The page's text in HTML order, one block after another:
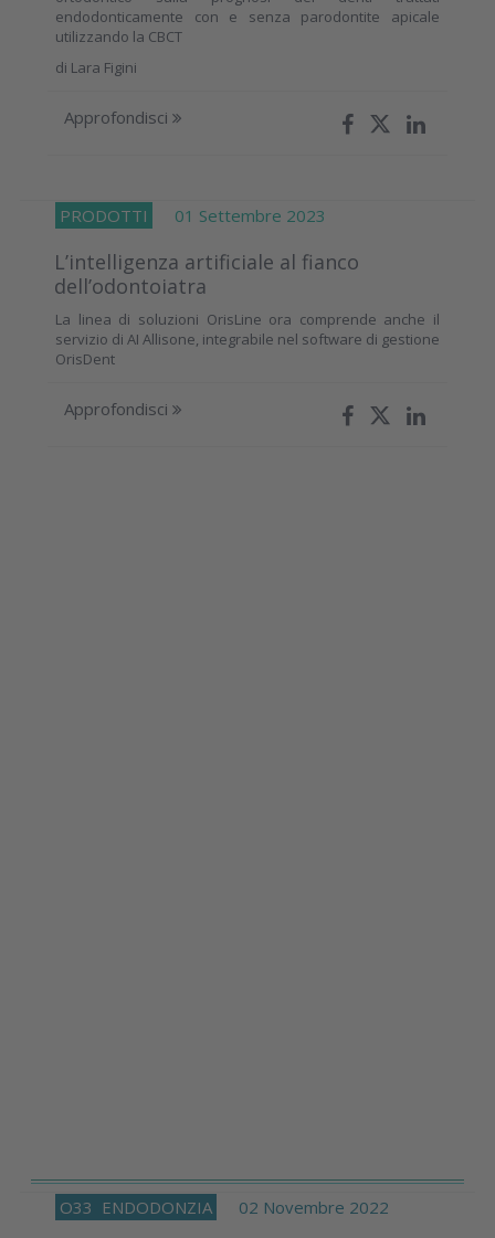
endodonticamente con e senza parodontite apicale
utilizzando la CBCT
di Lara Figini
Approfondisci
PRODOTTI 01 Settembre 2023
L’intelligenza artificiale al fianco
dell’odontoiatra
La linea di soluzioni OrisLine ora comprende anche il
servizio di AI Allisone, integrabile nel software di gestione
OrisDent
Approfondisci
O33 ENDODONZIA 02 Novembre 2022